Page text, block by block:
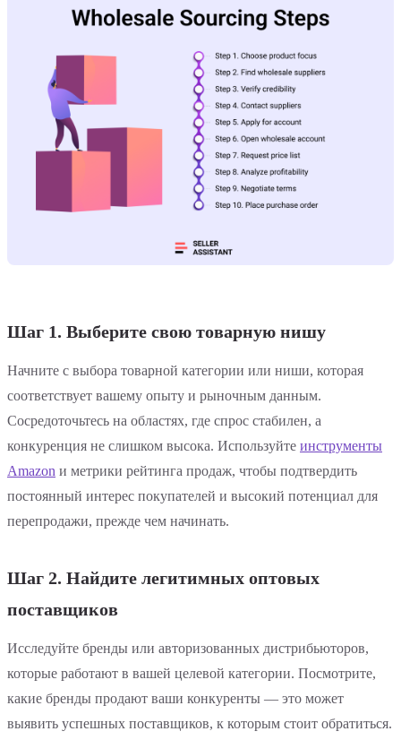
Шаг 1. Выберите свою товарную нишу
Начните с выбора товарной категории или ниши, которая
соответствует вашему опыту и рыночным данным.
Сосредоточьтесь на областях, где спрос стабилен, а
конкуренция не слишком высока. Используйте инструменты
Amazon и метрики рейтинга продаж, чтобы подтвердить
постоянный интерес покупателей и высокий потенциал для
перепродажи, прежде чем начинать.
Шаг 2. Найдите легитимных оптовых
поставщиков
Исследуйте бренды или авторизованных дистрибьюторов,
которые работают в вашей целевой категории. Посмотрите,
какие бренды продают ваши конкуренты — это может
выявить успешных поставщиков, к которым стоит обратиться.